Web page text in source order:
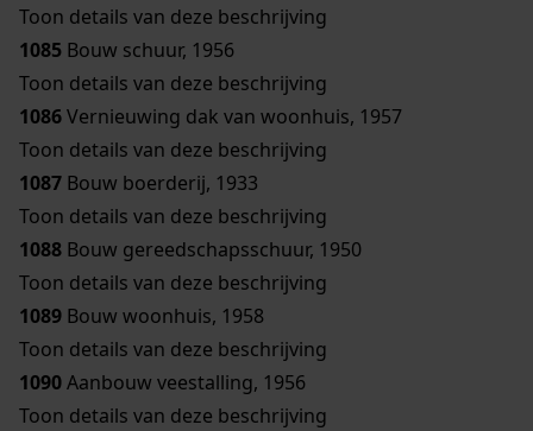
Toon details van deze beschrijving
1085 Bouw schuur, 1956
Toon details van deze beschrijving
1086Vernieuwing dak van woonhuis, 1957
Toon details van deze beschrijving
1087 Bouw boerderij, 1933
Toon details van deze beschrijving
1088 Bouw gereedschapsschuur, 1950
Toon details van deze beschrijving
1089 Bouw woonhuis, 1958
Toon details van deze beschrijving
1090Aanbouw veestalling, 1956
Toon details van deze beschrijving